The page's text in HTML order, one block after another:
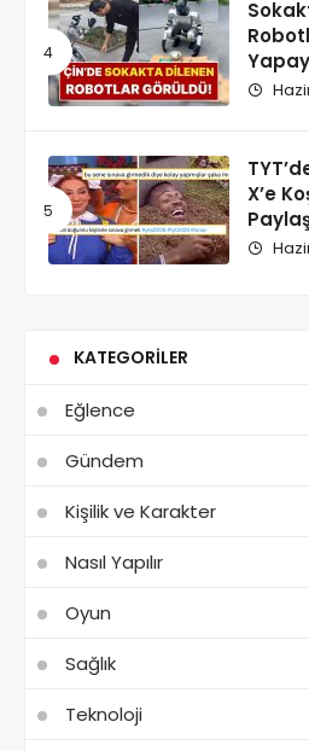
X’e
KATEGORILER
Eğlence
Gündem
Kişilik ve Karakter
Nasıl Yapılır
Oyun
Sağlık
Teknoloji